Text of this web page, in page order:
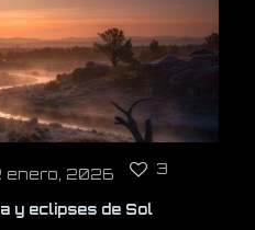
enero, 2026 3
y eclipses de Sol